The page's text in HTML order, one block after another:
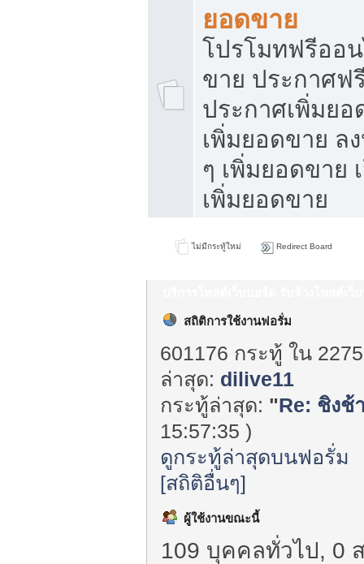
ยอดขาย
โปรโมทฟรีออ
ขาย ประกาศฟ
ประกาศเพิ่มย
เพิ่มยอดขาย ล
ๆ เพิ่มยอดขาย
เพิ่มยอดขาย
ไม่มีกระทู้ใหม่ Redirect Board
สถิติการใช้งานฟอรั่ม
601176 กระทู้ ใน
ล่าสุด: dilive11
กระทู้ล่าสุด: "Re: ชิงช้
15:57:35 )
ดูกระทู้ล่าสุดบนฟอรั่ม
[สถิติอื่นๆ]
ผู้ใช้งานขณะนี้
109 บุคคลทั่วไป, 0